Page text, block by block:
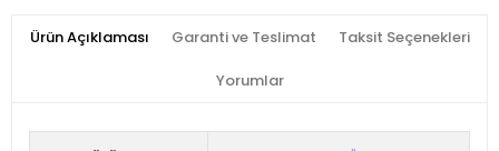
Ürün Açıklaması Garanti ve Teslimat Taksit Seçenekleri
Yorumlar